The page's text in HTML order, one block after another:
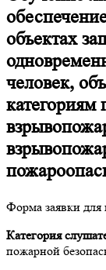
объектах
человек,
Форма заявки
Категория
пожарной